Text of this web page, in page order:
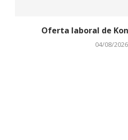
Oferta laboral de
04/08/2026